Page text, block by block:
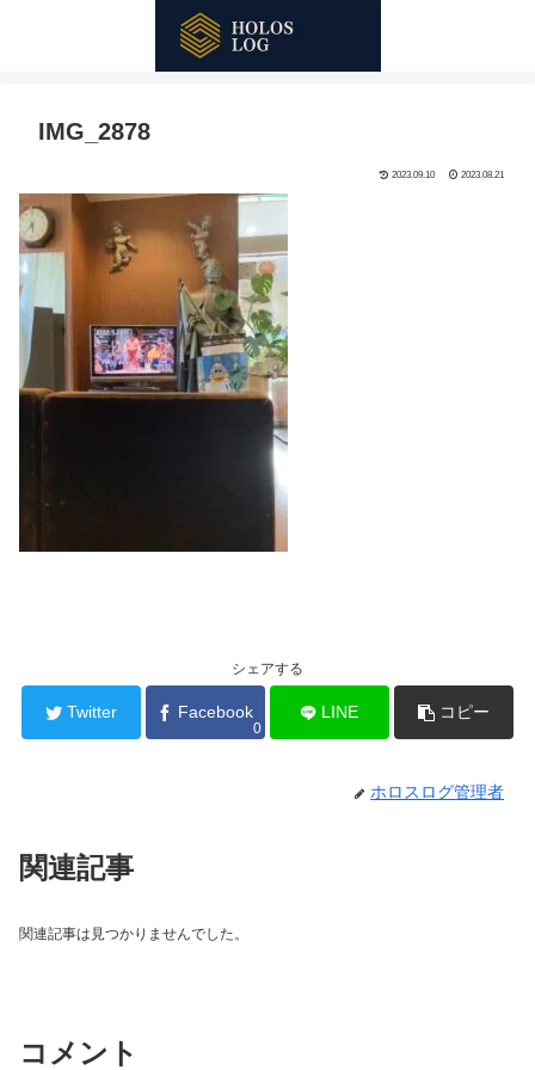
IMG_2878
2023.09.10 2023.08.21
シェアする
Twitter Facebook
0
LINE コピー
ホロスログ管理者
関連記事
関連記事は見つかりませんでした。
コメント